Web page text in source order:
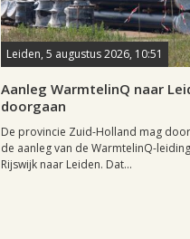
Leiden, 5 augustus 2026, 10:51
Aanleg WarmtelinQ naar
doorgaan
De provincie Zuid-Holland mag
de aanleg van de WarmtelinQ-
Rijswijk naar Leiden. Dat...